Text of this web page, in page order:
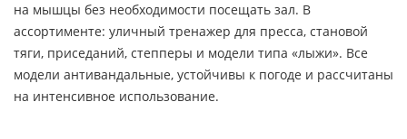
на мышцы без необходимости посещать зал. В
ассортименте: уличный тренажер для пресса, становой
тяги, приседаний, степперы и модели типа «лыжи». Все
модели антивандальные, устойчивы к погоде и рассчитаны
на интенсивное использование.